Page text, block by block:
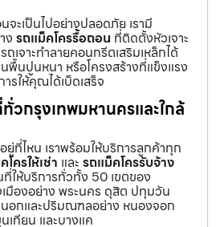
จะเป็นไปอย่างปลอดภัย เรามี
ง รถแม็คโครรื้อถอน ที่ติดตั้งหัวเจาะ
เจาะทำลายคอนกรีตเสริมเหล็กได้
นพื้นปูนหนา หรือโครงสร้างที่แข็งแรง
รให้คุณได้เบ็ดเสร็จ
กรุงเทพมหานครและใกล้
ที่ไหน เราพร้อมให้บริการลูกค้าทุก
โครให้เช่า และ รถแม็คโครรับจ้าง
ให้บริการทั่วทั้ง 50 เขตของ
มืองอย่าง พระนคร ดุสิต ปทุมวัน
อกและปริมณฑลอย่าง หนองจอก
เทียน และบางแค